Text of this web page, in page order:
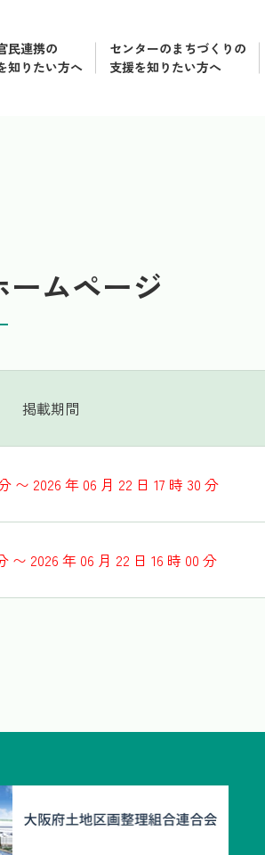
民連携の
知りたい方へ
センターのまちづくりの
支援を知りたい方へ
ムページ
掲載期間
〜 2026 年 06 月 22 日 17 時 30 分
〜 2026 年 06 月 22 日 16 時 00 分